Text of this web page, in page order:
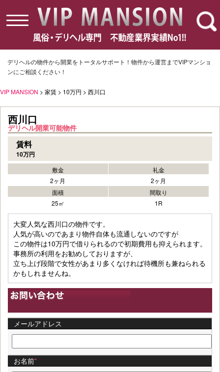
toggle
navigation
デリヘルの物件から開業をトータルサポート！物件から運営までVIPマンショ
ンにご相談ください！
VIP MANSION > 家賃 > 10万円 > 西川口
西川口
デリヘル開業可能物件
賃料
10万円
敷金
2ヶ月
礼金
2ヶ月
面積
25㎡
間取り
1R
大変人気な西川口の物件です。
人気が高いのであまり物件自体も流通しないのですが
この物件は10万円で借りられるので初期費用も抑えられます。
事務所の利用をお勧めしておりますが、
立ち上げ段階で女性があまり多くなければ待機所も兼ねられる
かもしれませんね。
メールアドレス
お名前*